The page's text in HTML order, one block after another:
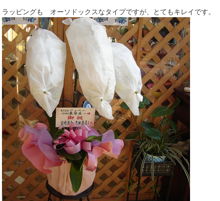
ラッピングも オーソドックスなタイプですが、とてもキレイです。